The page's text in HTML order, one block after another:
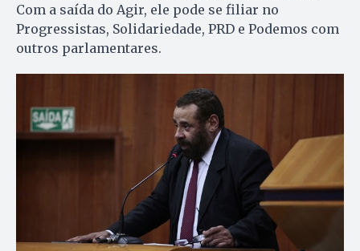
Com a saída do Agir, ele pode se filiar no
Progressistas, Solidariedade, PRD e Podemos com
outros parlamentares.